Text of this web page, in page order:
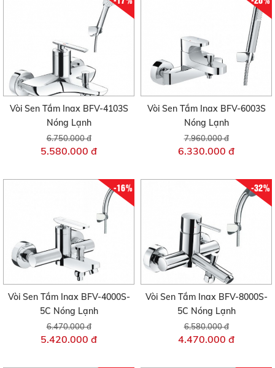
Vòi Sen Tắm Inax BFV-4103S
Nóng Lạnh
6.750.000 đ
5.580.000 đ
Vòi Sen Tắm Inax BFV-6003S
Nóng Lạnh
7.960.000 đ
6.330.000 đ
-16%
Vòi Sen Tắm Inax BFV-4000S-
5C Nóng Lạnh
6.470.000 đ
5.420.000 đ
-32%
Vòi Sen Tắm Inax BFV-8000S-
5C Nóng Lạnh
6.580.000 đ
4.470.000 đ